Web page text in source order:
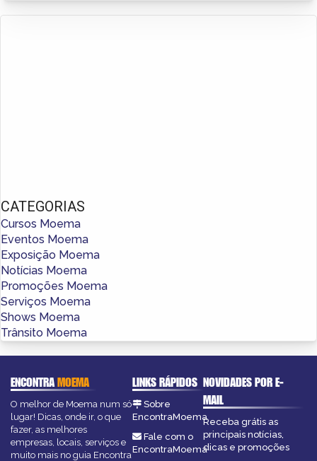
CATEGORIAS
Cursos Moema
Eventos Moema
Exposição Moema
Notícias Moema
Promoções Moema
Serviços Moema
Shows Moema
Trânsito Moema
ENCONTRAMOEMA
O melhor de Moema num só
lugar! Dicas, onde ir, o que
fazer, as melhores
empresas, locais, serviços e
muito mais no guia Encontra
LINKS RÁPIDOS
Sobre
EncontraMoema
Fale com o
EncontraMoema
NOVIDADES POR E-
MAIL
Receba grátis as
principais notícias,
dicas e promoções